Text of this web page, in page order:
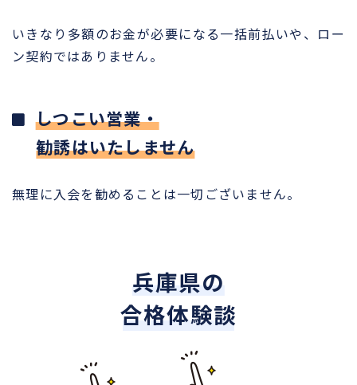
いきなり多額のお金が必要になる一括前払いや、ロー
ン契約ではありません。
しつこい営業・
勧誘はいたしません
無理に入会を勧めることは一切ございません。
兵庫県の
合格体験談